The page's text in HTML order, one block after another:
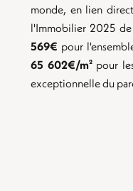
monde, en lien
l'Immobilier 2025
569€ pour
65 602€/m² pour
exceptionnelle du